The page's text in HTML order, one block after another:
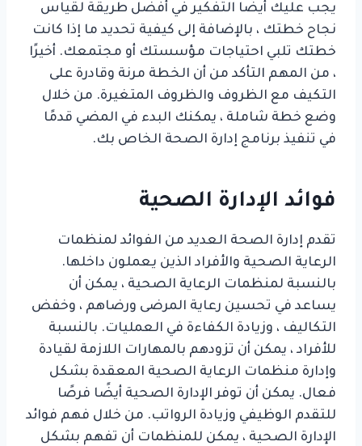
يجب عليك أيضًا التفكير في أفضل طريقة لقياس
نجاح خطتك ، بالإضافة إلى كيفية تحديد ما إذا كانت
خطتك تلبي احتياجات مؤسستك أو مجتمعك. أخيرًا
، من المهم التأكد من أن الخطة مرنة وقادرة على
التكيف مع الظروف والظروف المتغيرة. من خلال
وضع خطة شاملة ، يمكنك البدء في المضي قدمًا
في تنفيذ برنامج إدارة الصحة الخاص بك.
فوائد الإدارة الصحية
تقدم إدارة الصحة العديد من الفوائد لمنظمات
الرعاية الصحية والأفراد الذين يعملون داخلها.
بالنسبة لمنظمات الرعاية الصحية ، يمكن أن
يساعد في تحسين رعاية المرضى ورضاهم ، وخفض
التكاليف ، وزيادة الكفاءة في العمليات. بالنسبة
للأفراد ، يمكن أن تزودهم بالمهارات اللازمة لقيادة
وإدارة منظمات الرعاية الصحية المعقدة بشكل
فعال. يمكن أن توفر الإدارة الصحية أيضًا فرصًا
للتقدم الوظيفي وزيادة الرواتب. من خلال فهم فوائد
الإدارة الصحية ، يمكن للمنظمات أن تفهم بشكل